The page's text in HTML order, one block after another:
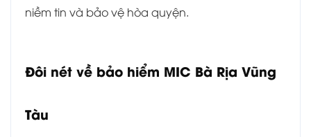
niềm tin và bảo vệ hòa quyện.
Đôi nét về bảo hiểm MIC Bà Rịa Vũng
Tàu